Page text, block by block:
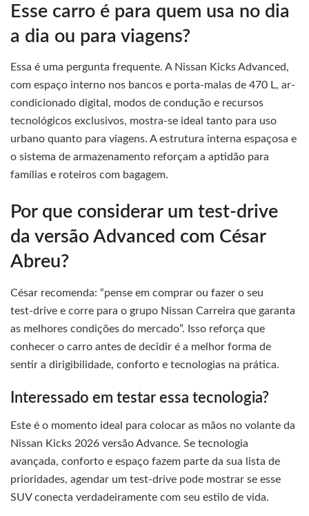
Esse carro é para quem usa no dia
a dia ou para viagens?
Essa é uma pergunta frequente. A Nissan Kicks Advanced,
com espaço interno nos bancos e porta-malas de 470 L, ar-
condicionado digital, modos de condução e recursos
tecnológicos exclusivos, mostra-se ideal tanto para uso
urbano quanto para viagens. A estrutura interna espaçosa e
o sistema de armazenamento reforçam a aptidão para
famílias e roteiros com bagagem.
Por que considerar um test‑drive
da versão Advanced com César
Abreu?
César recomenda: “pense em comprar ou fazer o seu
test‑drive e corre para o grupo Nissan Carreira que garanta
as melhores condições do mercado”. Isso reforça que
conhecer o carro antes de decidir é a melhor forma de
sentir a dirigibilidade, conforto e tecnologias na prática.
Interessado em testar essa tecnologia?
Este é o momento ideal para colocar as mãos no volante da
Nissan Kicks 2026 versão Advance. Se tecnologia
avançada, conforto e espaço fazem parte da sua lista de
prioridades, agendar um test-drive pode mostrar se esse
SUV conecta verdadeiramente com seu estilo de vida.